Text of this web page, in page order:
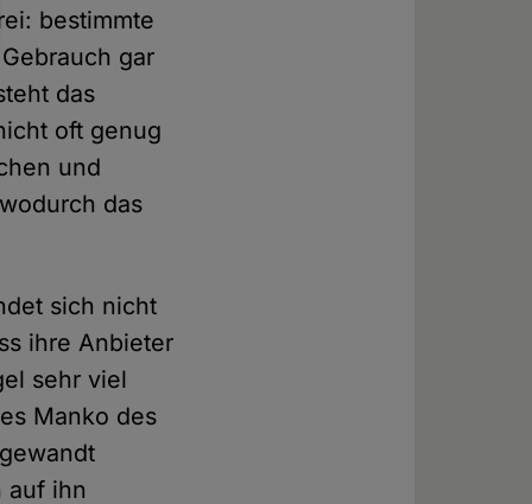
bestimmte
gar
das
oft genug
und
das
sich nicht
ihre Anbieter
sehr viel
Manko des
auf ihn